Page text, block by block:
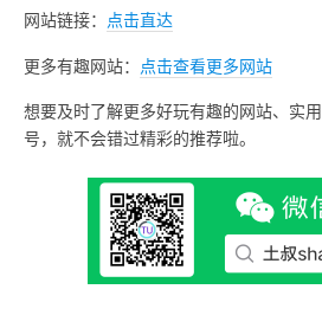
网站链接： 点击直达
更多有趣网站： 点击查看更多网站
想要及时了解更多好玩有趣的网站、实
号，就不会错过精彩的推荐啦。